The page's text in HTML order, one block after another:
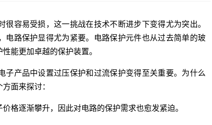
容易受损，这一挑战在技术不断进步下变得尤为突出。
电路保护显得尤为紧要。电路保护元件也从过去简单的玻
能更加卓越的保护装置。
子产品中设置过压保护和过流保护变得至关重要。为什么
面来探讨：
格逐渐攀升，因此对电路的保护需求也愈发紧迫。